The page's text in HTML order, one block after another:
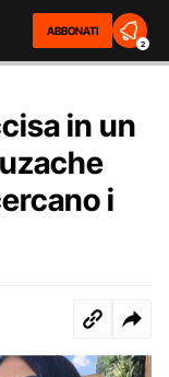
ABBONATI
2
in un
i